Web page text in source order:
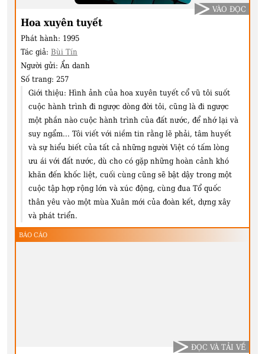
Hoa xuyên tuyết
Phát hành: 1995
Tác giả: Bùi Tín
Người gửi: Ẩn danh
Số trang: 257
Giới thiệu: Hình ảnh của hoa xuyên tuyết cổ vũ tôi suốt
cuộc hành trình đi ngược dòng đời tôi, cũng là đi ngược
một phần nào cuộc hành trình của đất nước, để nhớ lại và
suy ngẩm... Tôi viết với niềm tin rằng lẽ phải, tâm huyết
và sự hiểu biết của tất cả những người Việt có tấm lòng
ưu ái với đất nước, dù cho có gặp những hoàn cảnh khó
khăn đến khốc liệt, cuối cùng cũng sẽ bật dậy trong một
cuộc tập hợp rộng lớn và xúc động, cùng đua Tổ quốc
thân yêu vào một mùa Xuân mới của đoàn kết, dựng xây
và phát triển.
VÀO ĐỌC
BÁO CÁO
ĐỌC VÀ TẢI VỀ